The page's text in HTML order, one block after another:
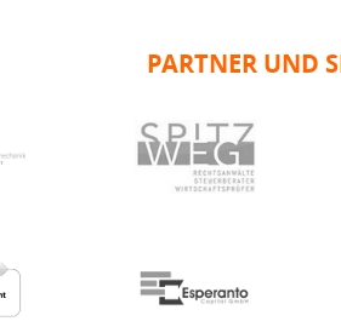
PARTNER UND